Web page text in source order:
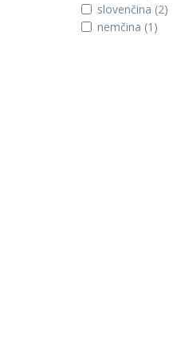
slovenčina (2)
nemčina (1)